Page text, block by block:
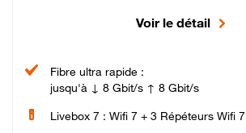
Voir le détail
Fibre ultra rapide :
jusqu'à ↓ 8 Gbit/s ↑ 8 Gbit/s
Livebox 7 : Wifi 7 + 3 Répéteurs Wifi 7